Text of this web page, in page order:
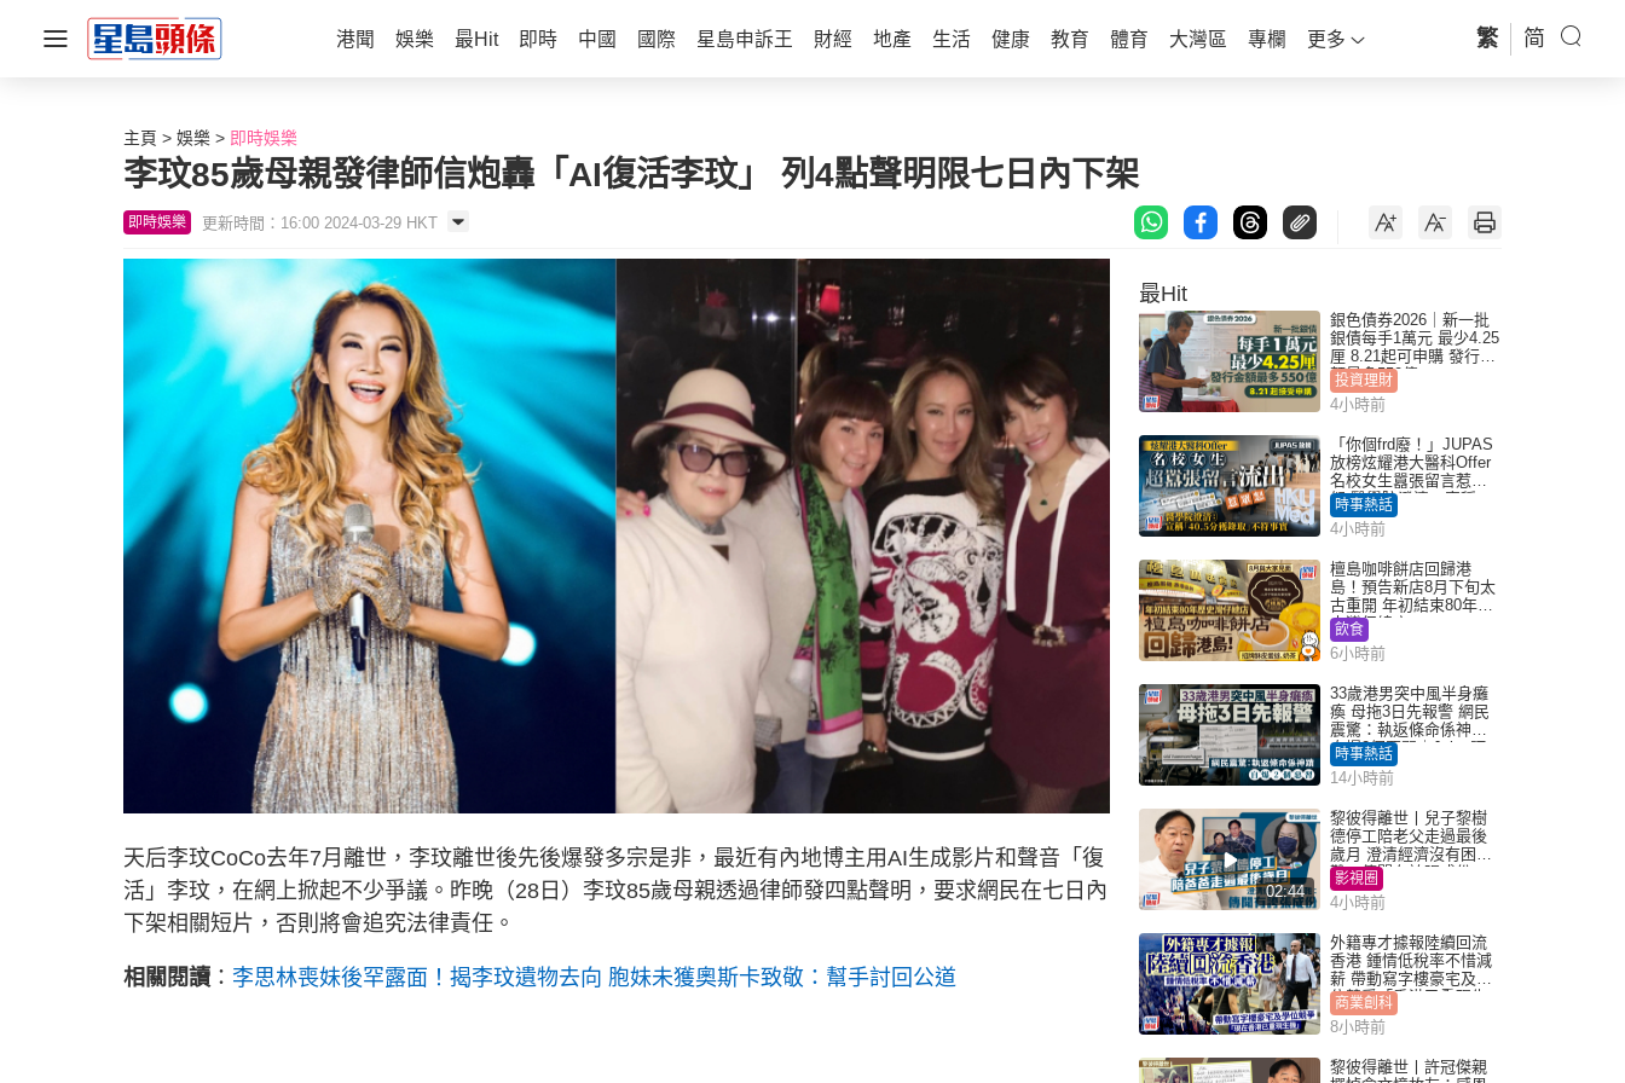
港聞 娛樂 最Hit 即時 中國 國際 星島申訴王 財經 地產 生活 健康 教育 體育 大灣區 專欄 更多 繁 简
主頁 娛樂 即時娛樂
李玟85歲母親發律師信炮轟「AI復活李玟」 列4點聲明限七日內下架
即時娛樂 更新時間：16:00 2024-03-29 HKT
天后李玟CoCo去年7月離世，李玟離世後先後爆發多宗是非，最近有內地博主用AI生成影片和聲音「復
活」李玟，在網上掀起不少爭議。昨晚（28日）李玟85歲母親透過律師發四點聲明，要求網民在七日內
下架相關短片，否則將會追究法律責任。
相關閱讀 ： 李思林喪妹後罕露面！揭李玟遺物去向 胞妹未獲奧斯卡致敬：幫手討回公道
最Hit
銀色債券2026｜新一批
銀債每手1萬元 最少4.25
厘 8.21起可申購 發行金
額最多550億
投資理財
4小時前
「你個frd廢！」JUPAS
放榜炫耀港大醫科Offer
名校女生囂張留言惹眾
怒 醫學院澄清：宣稱
「40.5分獲錄取」不符事
實｜Juicy叮
時事熱話
4小時前
檀島咖啡餅店回歸港
島！預告新店8月下旬太
古重開 年初結束80年歷
史灣仔總店
飲食
6小時前
33歲港男突中風半身癱
瘓 母拖3日先報警 網民
震驚：執返條命係神蹟
自爆2個惡習｜Juicy叮
時事熱話
14小時前
02:44
黎彼得離世丨兒子黎樹
德停工陪老父走過最後
歲月 澄清經濟沒有困
難：傳聞有誇張成份
影視圈
4小時前
外籍專才據報陸續回流
香港 鍾情低稅率不惜減
薪 帶動寫字樓豪宅及學
位競爭「香港已重現生
機」
商業創科
8小時前
黎彼得離世丨許冠傑親